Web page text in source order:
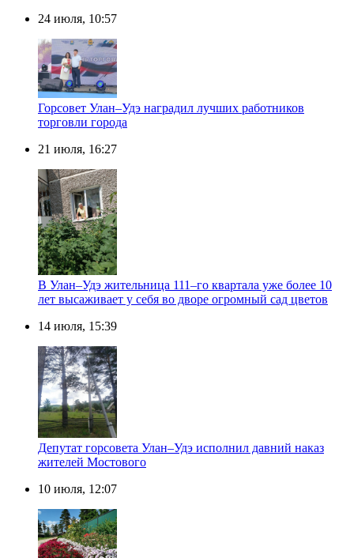
24 июля, 10:57
Горсовет Улан–Удэ наградил лучших работников
торговли города
21 июля, 16:27
В Улан–Удэ жительница 111–го квартала уже более 10
лет высаживает у себя во дворе огромный сад цветов
14 июля, 15:39
Депутат горсовета Улан–Удэ исполнил давний наказ
жителей Мостового
10 июля, 12:07